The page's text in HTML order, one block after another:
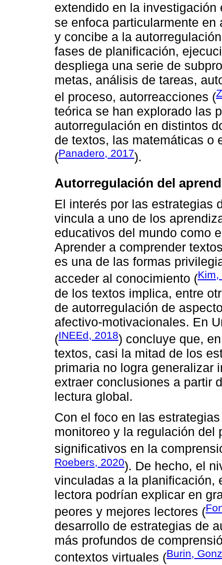
extendido en la investigación
se enfoca particularmente
y concibe a la
fases de planificación,
despliega una serie de
metas, análisis de tareas,
el proceso, autorreacciones (
teórica se han explorado las
autorregulación en distintos
de textos, las matemáticas o
(Panadero, 2017).
Autorregulación del
El interés por las estrategias
vincula a uno de los
educativos del mundo como
Aprender a comprender
es una de las formas
acceder al conocimiento (Kim,
de los textos implica, entre
de autorregulación de
afectivo-motivacionales. En
(INEEd, 2018) concluye que,
textos, casi la mitad de los
primaria no logra generalizar
extraer conclusiones a partir
lectura global.
Con el foco en las
monitoreo y la regulación del
significativos en la
Roebers, 2020). De hecho, el
vinculadas a la planificación,
lectora podrían explicar en
peores y mejores lectores (
desarrollo de estrategias de
más profundos de
contextos virtuales (Burin,